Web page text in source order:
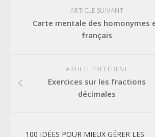
ARTICLE SUIVANT
Carte mentale des homonymes
français
ARTICLE PRÉCÉDENT
Exercices sur les fractions
décimales
100 IDÉES POUR MIEUX GÉRER LES